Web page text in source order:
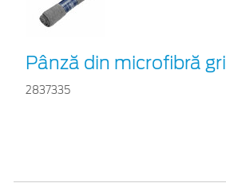
Pânză din microfibră gri
2837335